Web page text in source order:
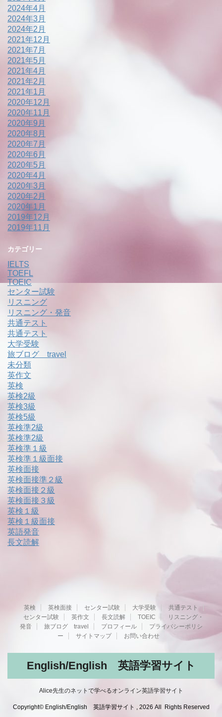
2024年4月
2024年3月
2024年2月
2021年12月
2021年7月
2021年5月
2021年4月
2021年2月
2021年1月
2020年12月
2020年11月
2020年9月
2020年8月
2020年7月
2020年6月
2020年5月
2020年4月
2020年3月
2020年2月
2020年1月
2019年12月
2019年11月
カテゴリー
IELTS
TOEFL
TOEIC
センター試験
リスニング
リスニング・発音
共通テスト
共通テスト
大学受験
旅ブログ travel
未分類
英作文
英検
英検2級
英検3級
英検5級
英検準2級
英検準2級
英検準１級
英検準１級面接
英検面接
英検面接準２級
英検面接２級
英検面接３級
英検１級
英検１級面接
英語発音
長文読解
英検 英検面接 センター試験 大学受験
共通テスト
センター試験
英作文 長文読解 TOEIC
リスニング・
発音
旅ブログ travel プロフィール
プライバシーポリシ
ー
サイトマップ お問い合わせ
English/English 英語学習サイト
Alice先生のネットで学べるオンライン英語学習サイト
Copyright© English/English 英語学習サイト , 2026 All Rights Reserved